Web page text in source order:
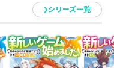
シリーズ一覧